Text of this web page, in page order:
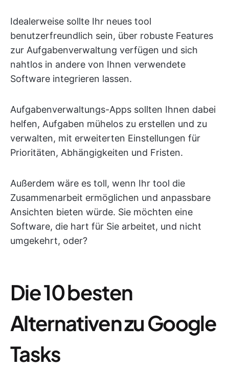
Idealerweise sollte Ihr neues tool
benutzerfreundlich sein, über robuste Features
zur Aufgabenverwaltung verfügen und sich
nahtlos in andere von Ihnen verwendete
Software integrieren lassen.
Aufgabenverwaltungs-Apps sollten Ihnen dabei
helfen, Aufgaben mühelos zu erstellen und zu
verwalten, mit erweiterten Einstellungen für
Prioritäten, Abhängigkeiten und Fristen.
Außerdem wäre es toll, wenn Ihr tool die
Zusammenarbeit ermöglichen und anpassbare
Ansichten bieten würde. Sie möchten eine
Software, die hart für Sie arbeitet, und nicht
umgekehrt, oder?
Die 10 besten
Alternativen zu Google
Tasks